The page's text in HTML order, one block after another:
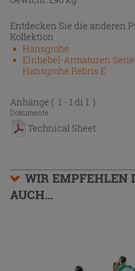
Entdecken Sie die anderen
Kollektion
Hansgrohe
Einhebel-Armaturen
Hansgrohe Rebris E
Anhänge ( 1 - 1 di 1 )
Dokumente
Technical Sheet
WIR EMPFEHLEN
AUCH…